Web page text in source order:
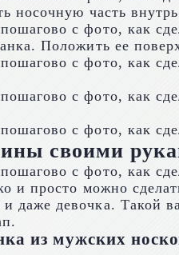
носочную часть
Положить ее
своими
и просто можно
девочка. Такой
из мужских